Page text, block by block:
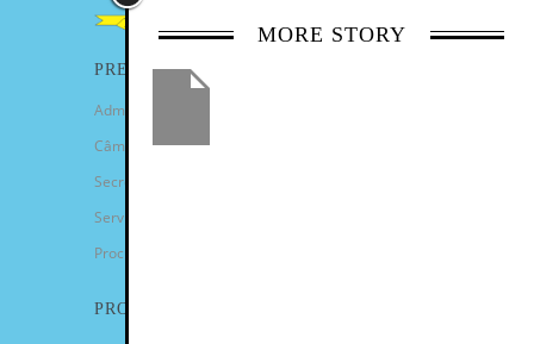
MORE STORY
PREFEITURA
Administração Municipal
Câmara de Vereadores
Secretarias
Serviços
Procuradoria Geral
PROGRAMAS